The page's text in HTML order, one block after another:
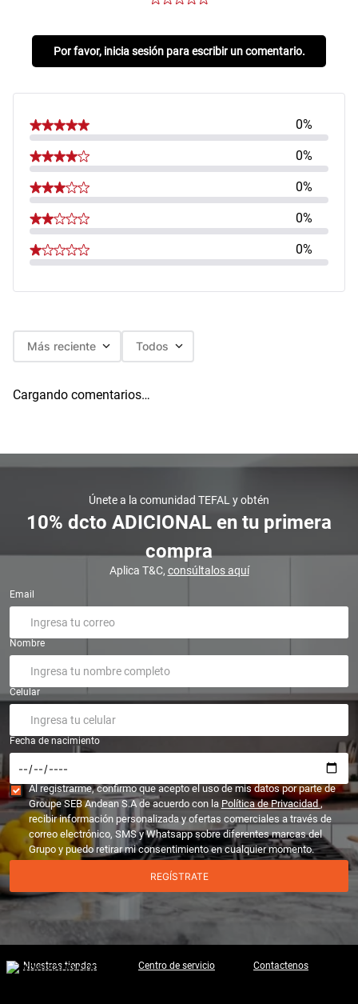
Por favor, inicia sesión para escribir un comentario.
0%
0%
0%
0%
0%
Más reciente Todos
Cargando comentarios…
Únete a la comunidad TEFAL y obtén
10% dcto ADICIONAL en tu primera
compra
Aplica T&C, consúltalos aquí
Email
Nombre
Celular
Fecha de nacimiento
Al registrarme, confirmo que acepto el uso de mis datos por parte de
Groupe SEB Andean S.A de acuerdo con la Política de Privacidad,
recibir información personalizada y ofertas comerciales a través de
correo electrónico, SMS y Whatsapp sobre diferentes marcas del
Grupo y puedo retirar mi consentimiento en cualquier momento.
REGÍSTRATE
Nuestras tiendas Centro de servicio Contactenos